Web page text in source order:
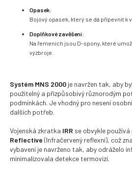
Opasek:
Bojový opasek, který se dá připevnit k
Doplňkové zavěšení:
Na řemeních jsou D-spony, které
výzbroje.
Systém MNS 2000 je navržen tak, aby
použitelný a přizpůsobivý různorodým
podmínkách. Je vhodný pro nesení
dalších potřeb.
Vojenská zkratka IRR se obvykle používá
Reflective (Infračervený reflexní), což
vybavení je navrženo tak, aby odráželo
minimalizovala detekce termovizí.